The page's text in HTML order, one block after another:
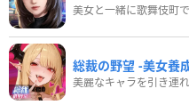
美女と一緒に歌舞伎町
総裁の野望 -美女養
美麗なキャラを引き連